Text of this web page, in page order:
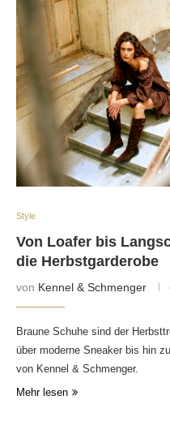
Style
Von Loafer bis
die Herbstgarderobe
von Kennel & Schmenger
Braune Schuhe sind der
über moderne Sneaker bis hin
von Kennel & Schmenger.
Mehr lesen